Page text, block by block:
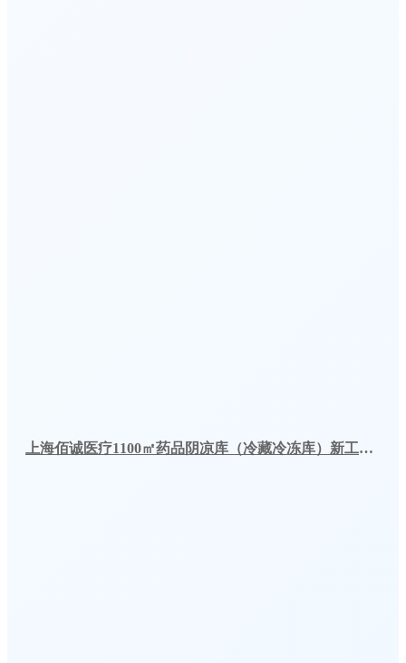
上海佰诚医疗1100㎡药品阴凉库（冷藏冷冻库）新工程案例